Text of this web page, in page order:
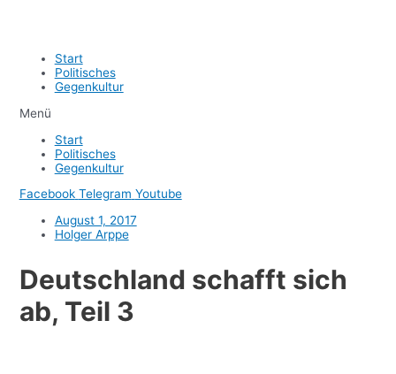
Start
Politisches
Gegenkultur
Menü
Start
Politisches
Gegenkultur
Facebook Telegram Youtube
August 1, 2017
Holger Arppe
Deutschland schafft sich
ab, Teil 3